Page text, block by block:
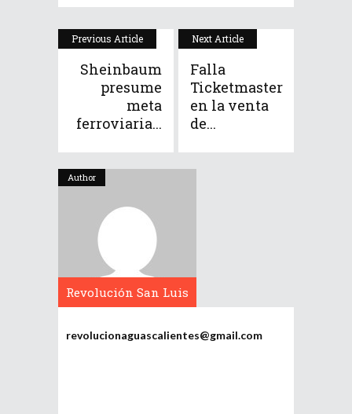
Previous Article
Sheinbaum
presume
meta
ferroviaria...
Next Article
Falla
Ticketmaster
en la venta
de...
Author
Revolución San Luis
revolucionaguascalientes@gmail.com